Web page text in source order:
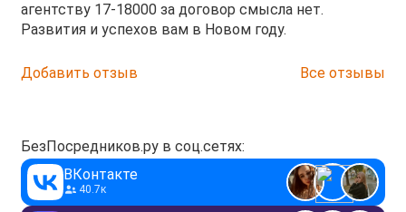
агентству 17-18000 за договор смысла нет.
Развития и успехов вам в Новом году.
Добавить отзыв Все отзывы
БезПосредников.ру в соц.сетях:
ВКонтакте
40.7к